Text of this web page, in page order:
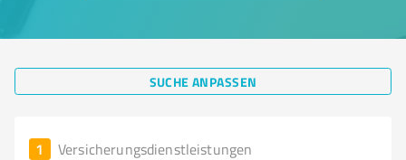
SUCHE ANPASSEN
1 Versicherungsdienstleistungen